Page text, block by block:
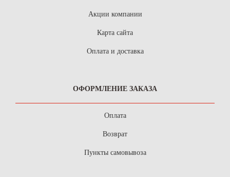
Акции компании
Карта сайта
Оплата и доставка
ОФОРМЛЕНИЕ ЗАКАЗА
Оплата
Возврат
Пункты самовывоза